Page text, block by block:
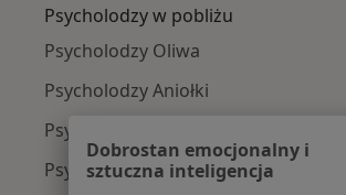
Psycholodzy w pobliżu
Psycholodzy Oliwa
Psycholodzy Aniołki
Psycholodzy Strzyża
Psycholodzy Osowa
Dobrostan emocjonalny i
sztuczna inteligencja